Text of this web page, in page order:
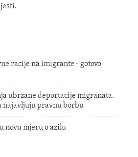
racije na imigrante - gotovo
ubrzane deportacije migranata.
najavljuju pravnu borbu
novu mjeru o azilu